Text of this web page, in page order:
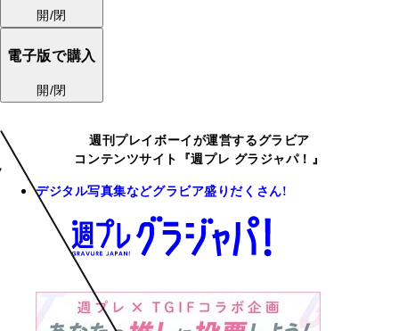
開/閉
電子版で購入
開/閉
週刊プレイボーイが運営するグラビア
コンテンツサイト『週プレ グラジャパ！』
デジタル写真集などグラビア盛りだくさん!